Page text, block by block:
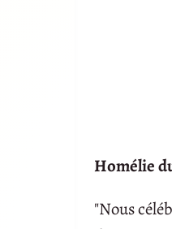
Homélie
"Nous